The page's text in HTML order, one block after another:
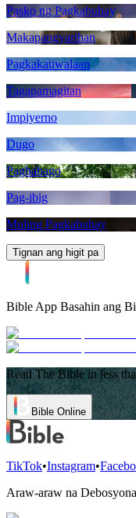
Pasko ng Pagkabuhay
Makapangyarihan
Pagkakatiwalaan
Tagapamagitan
Impiyerno
Dugo
Pagbabago
Pag-ibig
Muling Pagkabuhay
Tignan ang higit pa
Bible App Basahin ang
Read The Bible in less
Bible Online
TikTok•Instagram•
Araw-araw na